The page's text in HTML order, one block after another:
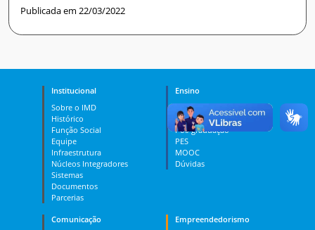
Publicada em 22/03/2022
Institucional
Sobre o IMD
Histórico
Função Social
Equipe
Infraestrutura
Núcleos Integradores
Sistemas
Documentos
Parcerias
Ensino
Curso Técnico
Graduação
Pós-graduação
PES
MOOC
Dúvidas
Comunicação
Empreendedorismo